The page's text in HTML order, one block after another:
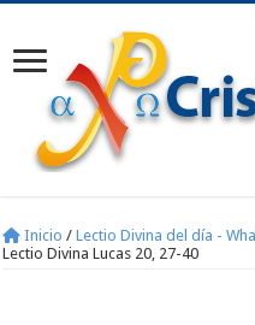
Inicio / Lectio Divina del día -
Lectio Divina Lucas 20, 27-40